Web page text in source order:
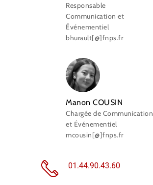
Responsable
Communication et
Événementiel
bhurault[@]fnps.fr
Manon COUSIN
Chargée de Communication
et Événementiel
mcousin[@]fnps.fr
01.44.90.43.60